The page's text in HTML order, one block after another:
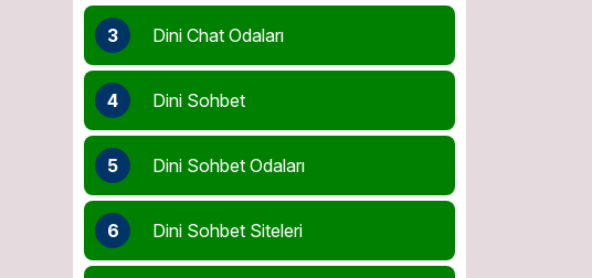
3 Dini Chat Odaları
4 Dini Sohbet
5 Dini Sohbet Odaları
6 Dini Sohbet Siteleri